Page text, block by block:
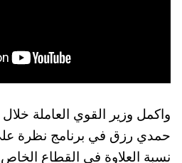
واكمل وزير القوي العاملة خلال
حمدي رزق في برنامج نظرة